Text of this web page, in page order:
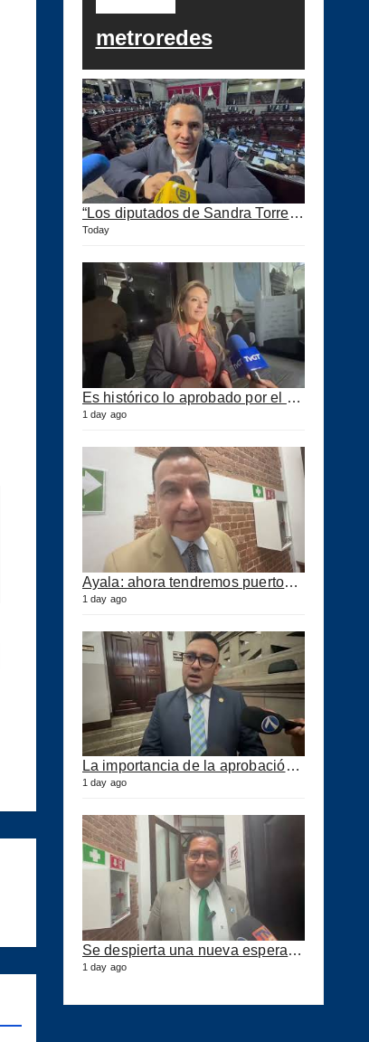
metroredes
“Los diputados de Sandra Torres lo que quieren es extorsionar” expresa Samuel Pérez
Today
Es histórico lo aprobado por el Congreso ahora se podrán construir puertos privados
1 day ago
Ayala: ahora tendremos puertos eficientes y seguros con esta ley aprobada
1 day ago
La importancia de la aprobación de la ley de puertos
1 day ago
Se despierta una nueva esperanza para mejorar los puertos del país
1 day ago